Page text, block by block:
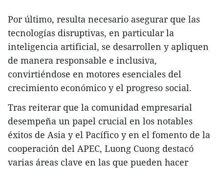
Por último, resulta necesario asegurar que las
tecnologías disruptivas, en particular la
inteligencia artificial, se desarrollen y apliquen
de manera responsable e inclusiva,
convirtiéndose en motores esenciales del
crecimiento económico y el progreso social.
Tras reiterar que la comunidad empresarial
desempeña un papel crucial en los notables
éxitos de Asia y el Pacífico y en el fomento de la
cooperación del APEC, Luong Cuong destacó
varias áreas clave en las que pueden hacer